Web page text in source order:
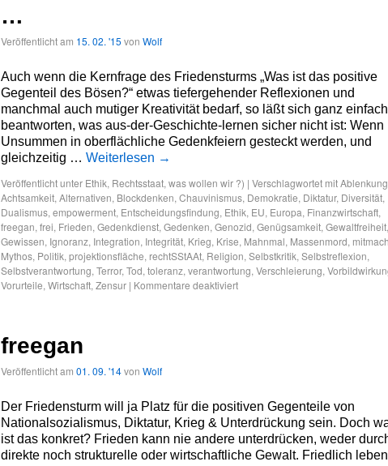
…
Veröffentlicht am 15. 02. '15 von Wolf
Auch wenn die Kernfrage des Friedensturms „Was ist das positive
Gegenteil des Bösen?“ etwas tiefergehender Reflexionen und
manchmal auch mutiger Kreativität bedarf, so läßt sich ganz einfach
beantworten, was aus-der-Geschichte-lernen sicher nicht ist: Wenn
Unsummen in oberflächliche Gedenkfeiern gesteckt werden, und
gleichzeitig … Weiterlesen →
Veröffentlicht unter Ethik, Rechtsstaat, was wollen wir ?) | Verschlagwortet mitAblenkung
Achtsamkeit, Alternativen, Blockdenken, Chauvinismus, Demokratie, Diktatur, Diversität,
Dualismus, empowerment, Entscheidungsfindung, Ethik, EU, Europa, Finanzwirtschaft,
freegan, frei, Frieden, Gedenkdienst, Gedenken, Genozid, Genügsamkeit, Gewaltfreiheit,
Gewissen, Ignoranz, Integration, Integrität, Krieg, Krise, Mahnmal, Massenmord,
Mythos, Politik, projektionsfläche, rechtSStAAt, Religion, Selbstkritik, Selbstreflexion,
Selbstverantwortung, Terror, Tod, toleranz, verantwortung, Verschleierung,
Vorurteile, Wirtschaft, Zensur | Kommentare deaktiviert
freegan
Veröffentlicht am 01. 09. '14von Wolf
Der Friedensturm will ja Platz für die positiven Gegenteile von
Nationalsozialismus, Diktatur, Krieg & Unterdrückung sein. Doch
ist das konkret? Frieden kann nie andere unterdrücken, weder
direkte noch strukturelle oder wirtschaftliche Gewalt. Friedlich leben